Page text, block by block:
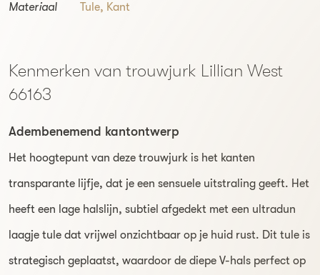
Materiaal
Tule, Kant
Kenmerken van trouwjurk Lillian West
66163
Adembenemend kantontwerp
Het hoogtepunt van deze trouwjurk is het kanten
transparante lijfje, dat je een sensuele uitstraling geeft. Het
heeft een lage halslijn, subtiel afgedekt met een ultradun
laagje tule dat vrijwel onzichtbaar op je huid rust. Dit tule is
strategisch geplaatst, waardoor de diepe V-hals perfect op